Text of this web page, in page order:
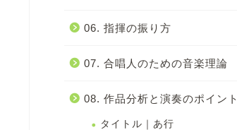
06. 指揮の振り方
07. 合唱人のための音楽理論
08. 作品分析と演奏のポイント
タイトル｜あ行